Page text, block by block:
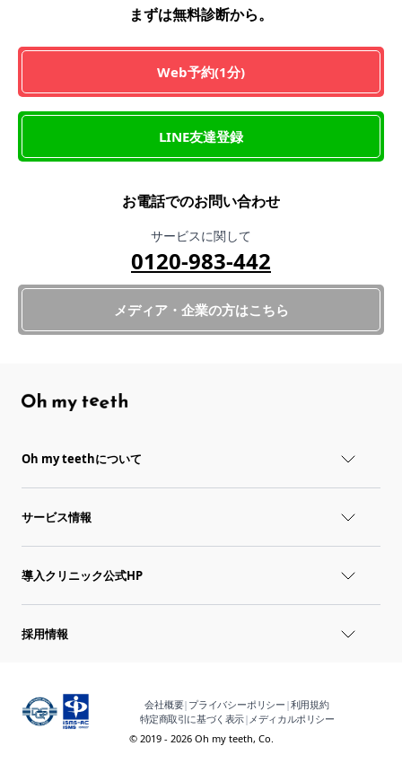
まずは無料診断から。
Web予約(1分)
LINE友達登録
お電話でのお問い合わせ
サービスに関して
0120-983-442
メディア・企業の方はこちら
Oh my teethについて
サービス情報
導入クリニック公式HP
採用情報
会社概要| プライバシーポリシー |利用規約
特定商取引に基づく表示| メディカルポリシー
© 2019 - 2026 Oh my teeth, Co.